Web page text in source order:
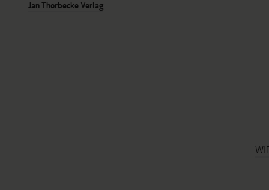
Jan Thorbecke Verlag